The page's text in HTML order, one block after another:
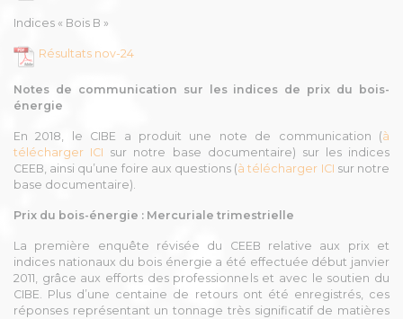
Indices « Bois B »
Résultats nov-24
Notes de communication sur les indices de prix du bois-
énergie
En 2018, le CIBE a produit une note de communication (à
télécharger ICI sur notre base documentaire) sur les indices
CEEB, ainsi qu’une foire aux questions (à télécharger ICI sur notre
base documentaire).
Prix du bois-énergie : Mercuriale trimestrielle
La première enquête révisée du CEEB relative aux prix et
indices nationaux du bois énergie a été effectuée début janvier
2011, grâce aux efforts des professionnels et avec le soutien du
CIBE. Plus d’une centaine de retours ont été enregistrés, ces
réponses représentant un tonnage très significatif de matières